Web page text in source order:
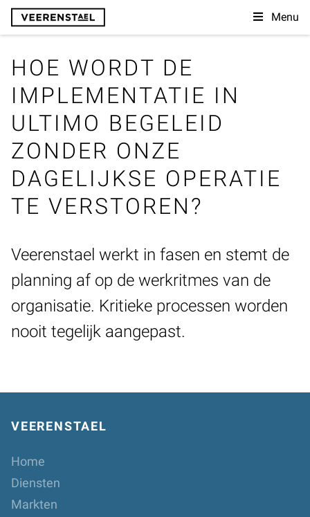
Menu
HOE WORDT DE
IMPLEMENTATIE IN
ULTIMO BEGELEID
ZONDER ONZE
DAGELIJKSE OPERATIE
TE VERSTOREN?
Veerenstael werkt in fasen en stemt de
planning af op de werkritmes van de
organisatie. Kritieke processen worden
nooit tegelijk aangepast.
VEERENSTAEL
Home
Diensten
Markten